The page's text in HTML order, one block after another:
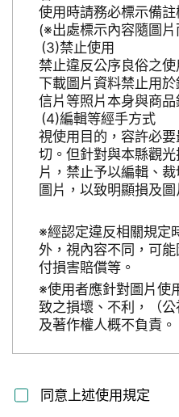
使用時請務必標示備註
(※出處標示內容隨圖片
禁止使用
禁止違反公序良俗之使
下載圖片資料禁止用
信片等照片本身與商
編輯等經手方式
視使用目的，容許必
切。但針對與本縣觀
片，禁止予以編輯、
圖片，以致明顯損及圖
※經認定違反相關規定
外，視內容不同，可
付損害賠償等。
※使用者應針對圖片使
致之損壞、不利，（
及著作權人概不負責。
同意上述使用規定